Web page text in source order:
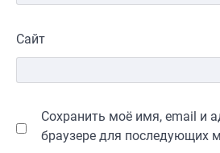
Сайт
Сохранить моё имя, email и
браузере для последующих